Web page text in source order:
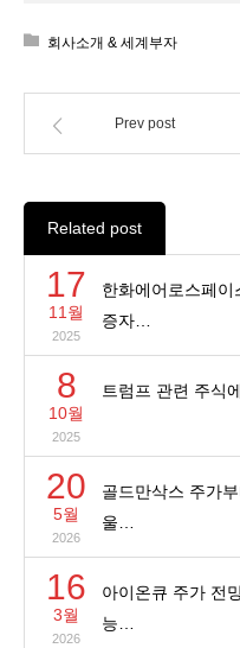
회사소개 & 세계부자
Prev post
Related post
17
11월
2025
한화에어로스페
증자…
8
10월
2025
트럼프 관련 주식
20
5월
2026
골드만삭스 주가
울…
16
3월
2026
아이온큐 주가 전
능…